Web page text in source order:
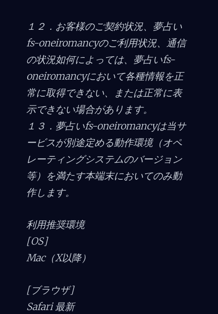
１２．お客様のご契約状況、夢占い
fs-oneiromancyのご利用状況、通信
の状況如何によっては、夢占いfs-
oneiromancyにおいて各種情報を正
常に取得できない、または正常に表
示できない場合があります。
１３．夢占いfs-oneiromancyは当サ
ービスが別途定める動作環境（オペ
レーティングシステムのバージョン
等）を満たす本端末においてのみ動
作します。
利用推奨環境
[OS]
Mac（X以降）
[ブラウザ]
Safari 最新